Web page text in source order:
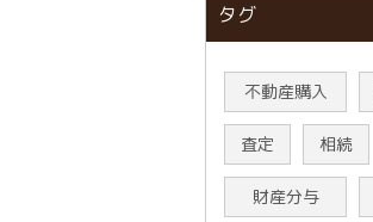
タグ
不動産購入
査定 相続
財産分与